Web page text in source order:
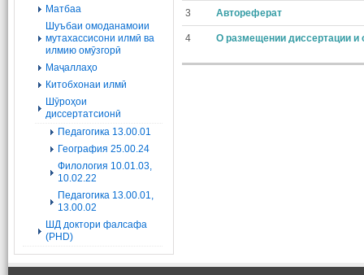
Матбаа
Шуъбаи омоданамоии
мутахассисони илмӣ ва
илмию омӯзгорӣ
Маҷаллаҳо
Китобхонаи илмӣ
Шӯроҳои
диссертатсионӣ
Педагогика 13.00.01
География 25.00.24
Филология 10.01.03,
10.02.22
Педагогика 13.00.01,
13.00.02
ШД доктори фалсафа
(PHD)
3 Автореферат
4 О размещении диссертации и